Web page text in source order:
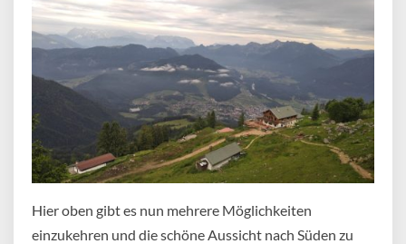
Hier oben gibt es nun mehrere Möglichkeiten
einzukehren und die schöne Aussicht nach Süden zu